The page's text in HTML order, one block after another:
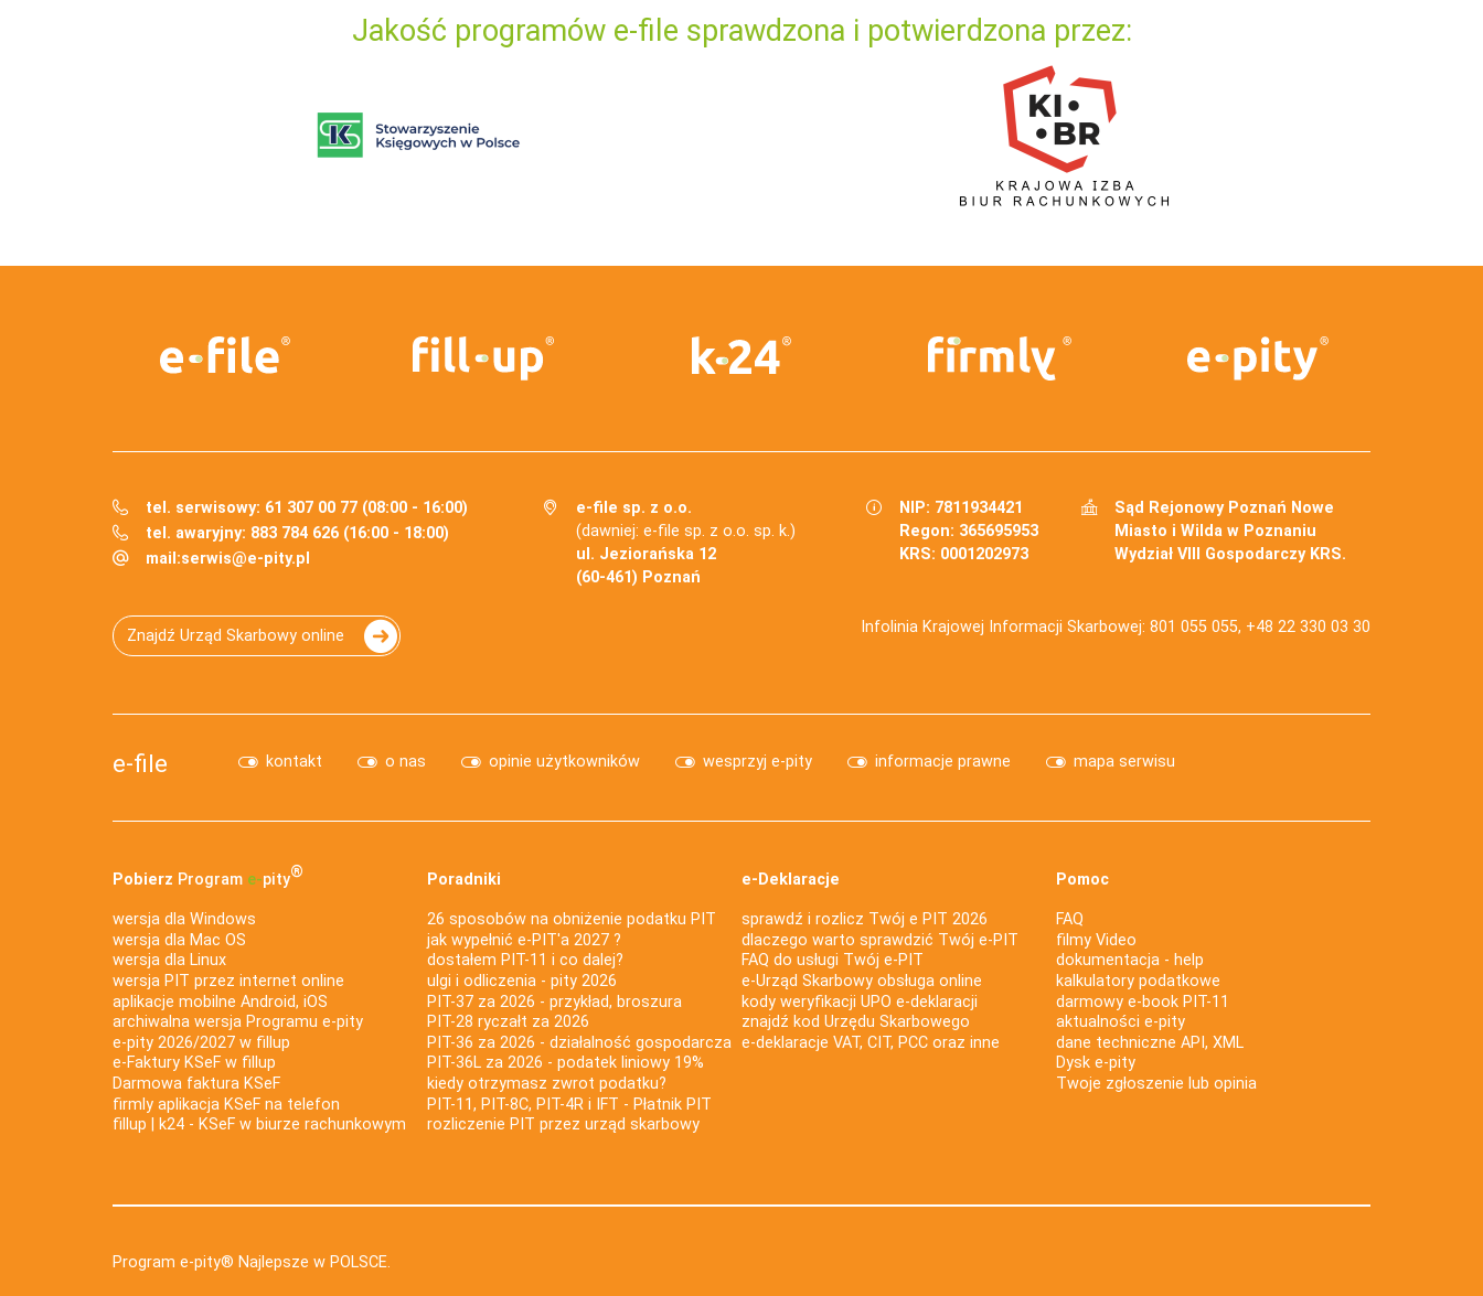
Jakość programów e-file sprawdzona i potwierdzona przez:
tel. serwisowy: 61 307 00 77 (08:00 - 16:00)
tel. awaryjny: 883 784 626 (16:00 - 18:00)
mail:serwis@e-pity.pl
e-file sp. z o.o.
(dawniej: e-file sp. z o.o. sp. k.)
ul. Jeziorańska 12
(60-461) Poznań
NIP: 7811934421
Regon: 365695953
KRS: 0001202973
Sąd Rejonowy Poznań Nowe
Miasto i Wilda w Poznaniu
Wydział VIII Gospodarczy KRS.
Znajdź Urząd Skarbowy online Infolinia Krajowej Informacji Skarbowej: 801 055 055, +48 22 330 03 30
e-file kontakt o nas opinie użytkowników wesprzyj e-pity informacje prawne mapa serwisu
Pobierz Program e‑pity®
wersja dla Windows
wersja dla Mac OS
wersja dla Linux
wersja PIT przez internet online
aplikacje mobilne Android, iOS
archiwalna wersja Programu e-pity
e-pity 2026/2027 w fillup
e‑Faktury KSeF w fillup
Darmowa faktura KSeF
firmly aplikacja KSeF na telefon
fillup | k24 - KSeF w biurze rachunkowym
Poradniki
26 sposobów na obniżenie podatku PIT
jak wypełnić e-PIT'a 2027 ?
dostałem PIT-11 i co dalej?
ulgi i odliczenia - pity 2026
PIT-37 za 2026 - przykład, broszura
PIT-28 ryczałt za 2026
PIT-36 za 2026 - działalność gospodarcza
PIT-36L za 2026 - podatek liniowy 19%
kiedy otrzymasz zwrot podatku?
PIT-11, PIT-8C, PIT-4R i IFT - Płatnik PIT
rozliczenie PIT przez urząd skarbowy
e-Deklaracje
sprawdź i rozlicz Twój e PIT 2026
dlaczego warto sprawdzić Twój e-PIT
FAQ do usługi Twój e-PIT
e-Urząd Skarbowy obsługa online
kody weryfikacji UPO e-deklaracji
znajdź kod Urzędu Skarbowego
e-deklaracje VAT, CIT, PCC oraz inne
Pomoc
FAQ
filmy Video
dokumentacja - help
kalkulatory podatkowe
darmowy e-book PIT-11
aktualności e-pity
dane techniczne API, XML
Dysk e-pity
Twoje zgłoszenie lub opinia
Program e-pity® Najlepsze w POLSCE.